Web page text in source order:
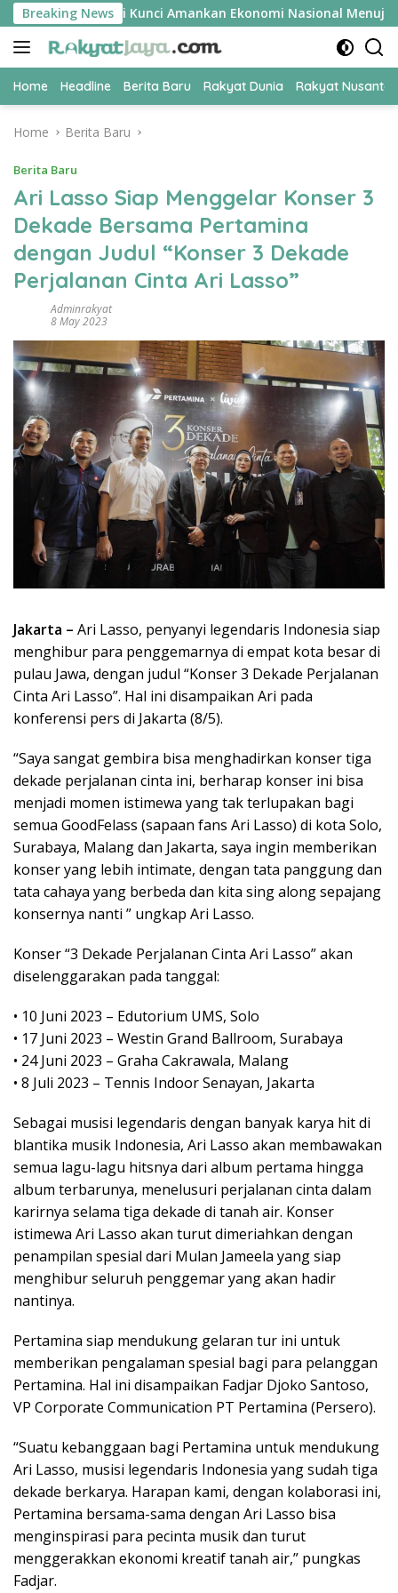
Skip
to
content
Breaking News
UPER Jadi Kunci Amankan Ekonomi Nasional Menuju B50
Home Headline Berita Baru Rakyat Dunia Rakyat
Home Berita Baru
Berita Baru
Ari Lasso Siap Menggelar Konser 3
Dekade Bersama Pertamina
dengan Judul “Konser 3 Dekade
Perjalanan Cinta Ari Lasso”
Adminrakyat
8 May 2023
Jakarta – Ari Lasso, penyanyi legendaris Indonesia siap
menghibur para penggemarnya di empat kota besar di
pulau Jawa, dengan judul “Konser 3 Dekade Perjalanan
Cinta Ari Lasso”. Hal ini disampaikan Ari pada
konferensi pers di Jakarta (8/5).
“Saya sangat gembira bisa menghadirkan konser tiga
dekade perjalanan cinta ini, berharap konser ini bisa
menjadi momen istimewa yang tak terlupakan bagi
semua GoodFelass (sapaan fans Ari Lasso) di kota Solo,
Surabaya, Malang dan Jakarta, saya ingin memberikan
konser yang lebih intimate, dengan tata panggung dan
tata cahaya yang berbeda dan kita sing along sepajang
konsernya nanti ” ungkap Ari Lasso.
Konser “3 Dekade Perjalanan Cinta Ari Lasso” akan
diselenggarakan pada tanggal:
• 10 Juni 2023 – Edutorium UMS, Solo
• 17 Juni 2023 – Westin Grand Ballroom, Surabaya
• 24 Juni 2023 – Graha Cakrawala, Malang
• 8 Juli 2023 – Tennis Indoor Senayan, Jakarta
Sebagai musisi legendaris dengan banyak karya hit di
blantika musik Indonesia, Ari Lasso akan membawakan
semua lagu-lagu hitsnya dari album pertama hingga
album terbarunya, menelusuri perjalanan cinta dalam
karirnya selama tiga dekade di tanah air. Konser
istimewa Ari Lasso akan turut dimeriahkan dengan
penampilan spesial dari Mulan Jameela yang siap
menghibur seluruh penggemar yang akan hadir
nantinya.
Pertamina siap mendukung gelaran tur ini untuk
memberikan pengalaman spesial bagi para pelanggan
Pertamina. Hal ini disampaikan Fadjar Djoko Santoso,
VP Corporate Communication PT Pertamina (Persero).
“Suatu kebanggaan bagi Pertamina untuk mendukung
Ari Lasso, musisi legendaris Indonesia yang sudah tiga
dekade berkarya. Harapan kami, dengan kolaborasi ini,
Pertamina bersama-sama dengan Ari Lasso bisa
menginspirasi para pecinta musik dan turut
menggerakkan ekonomi kreatif tanah air,” pungkas
Fadjar.